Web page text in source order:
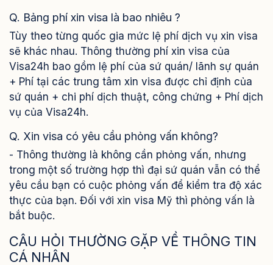
Q. Bảng phí xin visa là bao nhiêu ?
Tùy theo từng quốc gia mức lệ phí dịch vụ xin visa
sẽ khác nhau. Thông thường phí xin visa của
Visa24h bao gồm lệ phí của sứ quán/ lãnh sự quán
+ Phí tại các trung tâm xin visa được chỉ định của
sứ quán + chi phí dịch thuật, công chứng + Phí dịch
vụ của Visa24h.
Q. Xin visa có yêu cầu phỏng vấn không?
- Thông thường là không cần phỏng vấn, nhưng
trong một số trường hợp thì đại sứ quán vẫn có thể
yêu cầu bạn có cuộc phỏng vấn để kiểm tra độ xác
thực của bạn. Đối với xin visa Mỹ thì phỏng vấn là
bắt buộc.
CÂU HỎI THƯỜNG GẶP VỀ THÔNG TIN
CÁ NHÂN